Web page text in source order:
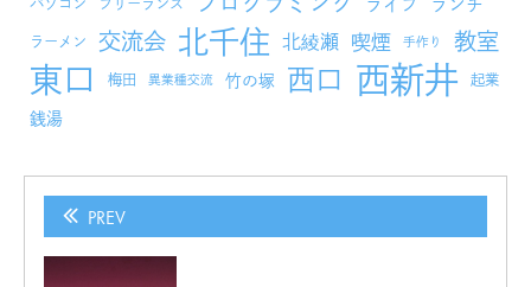
パソコン フリーランス
ラーメン 交流会 北千住 北綾瀬 喫煙 手作り 教室
東口 梅田 異業種交流 竹の塚 西口 西新井 起業
銭湯
PREV